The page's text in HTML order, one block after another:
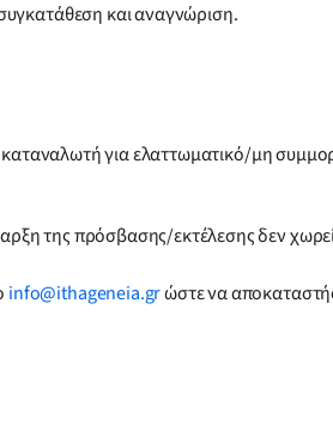
και αναγνώριση.
για ελαττωματικό/μη
της πρόσβασης/εκτέλεσης δεν
info@ithageneia.grώστε να